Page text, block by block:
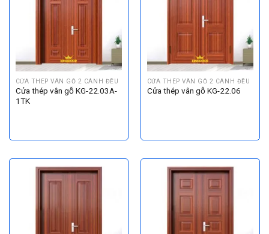
CỬA THÉP VÂN GỖ 2 CÁNH ĐỀU
Cửa thép vân gỗ KG-22.03A-
1TK
CỬA THÉP VÂN GỖ 2 CÁNH ĐỀU
Cửa thép vân gỗ KG-22.06